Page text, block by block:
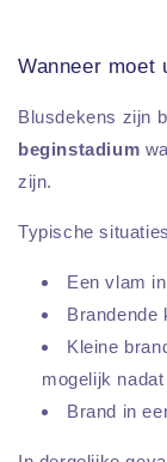
Wanneer moet
Blusdekens zijn
beginstadium
zijn.
Typische
Een vlam
Brandende
Kleine
mogelijk
Brand in